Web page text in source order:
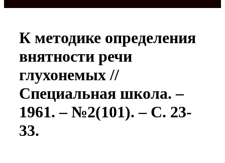
К методике определения
внятности речи
глухонемых //
Специальная школа. –
1961. – №2(101). – С. 23-
33.